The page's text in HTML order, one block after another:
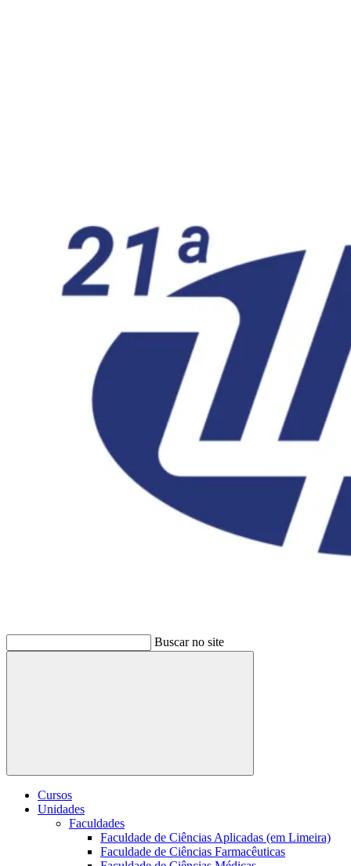
Buscar no site
Buscar
Cursos
Unidades
Faculdades
Faculdade de Ciências Aplicadas (em Limeira)
Faculdade de Ciências Farmacêuticas